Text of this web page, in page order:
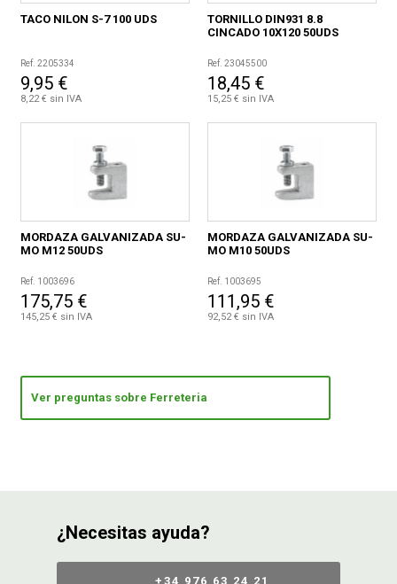
TACO NILON S-7 100 UDS
Ref. 2205334
9,95 €
8,22 € sin IVA
TORNILLO DIN931 8.8
CINCADO 10X120 50UDS
Ref. 23045500
18,45 €
15,25 € sin IVA
MORDAZA GALVANIZADA SU-
MO M12 50UDS
Ref. 1003696
175,75 €
145,25 € sin IVA
MORDAZA GALVANIZADA SU-
MO M10 50UDS
Ref. 1003695
111,95 €
92,52 € sin IVA
Ver preguntas sobre Ferreteria
¿Necesitas ayuda?
+34 976 63 24 21